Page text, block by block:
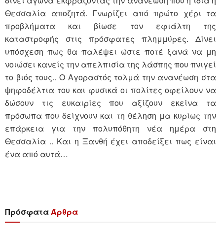
Θεσσαλία αποζητά. Γνωρίζει από πρώτο χέρι τα
προβλήματα και βίωσε τον εφιάλτη της
καταστροφής στις πρόσφατες πλημμύρες. Δίνει
υπόσχεση πως θα παλέψει ώστε ποτέ ξανά να μη
νοιώσει κανείς την απελπισία της λάσπης που πνιγεί
το βιός τους.. Ο Αγοραστός τολμά την ανανέωση στα
ψηφοδέλτια του και φυσικά οι πολίτες οφείλουν να
δώσουν τις ευκαιρίες που αξίζουν εκείνα τα
πρόσωπα που δείχνουν και τη θέληση μα κυρίως την
επάρκεια για την πολυπόθητη νέα ημέρα στη
Θεσσαλία .. Και η Ξανθή έχει αποδείξει πως είναι
ένα από αυτά…
ΠρόσφαταΆρθρα